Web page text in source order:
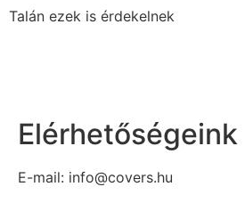
Talán ezek is érdekelnek
Elérhetőségeink
E-mail: info@covers.hu